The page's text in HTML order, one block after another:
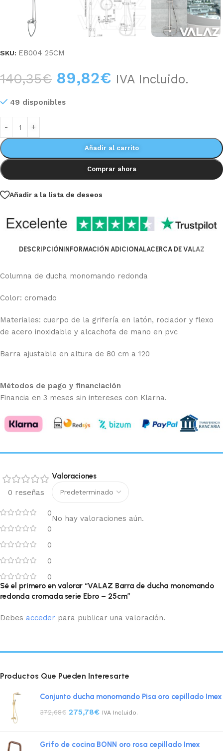
SKU: EB004 25CM
140,35€ 89,82€ IVA Incluido.
49 disponibles
Añadir al carrito
Comprar ahora
Añadir a la lista de deseos
DESCRIPCIÓN INFORMACIÓN ADICIONALACERCA DE VALAZ
Columna de ducha monomando redonda
Color: cromado
Materiales: cuerpo de la grifería en latón, rociador y flexo
de acero inoxidable y alcachofa de mano en pvc
Barra ajustable en altura de 80 cm a 120
Métodos de pago y financiación
Financia en 3 meses sin intereses con Klarna.
0 reseñas
0
0
0
0
0
Valoraciones
No hay valoraciones aún.
Sé el primero en valorar “VALAZ Barra de ducha monomando
redonda cromada serie Ebro – 25cm”
Debes acceder para publicar una valoración.
Productos Que Pueden Interesarte
Conjunto ducha monomando Pisa oro cepillado Imex
372,68€ 275,78€ IVA Incluido.
Grifo de cocina BONN oro rosa cepillado Imex